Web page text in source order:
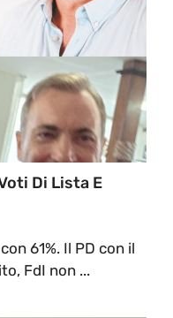
Di Lista E
61%. Il PD con il
FdI non ...